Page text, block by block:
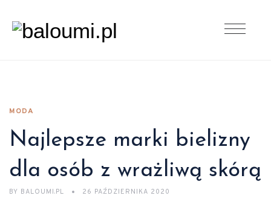
MODA
Najlepsze marki bielizny
dla osób z wrażliwą skórą
BY BALOUMI.PL 26 PAŹDZIERNIKA 2020